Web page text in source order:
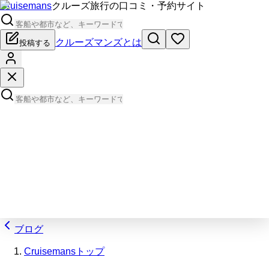
Cruisemansクルーズ旅行の口コミ・予約サイト
投稿する クルーズマンズとは
ブログ
Cruisemansトップ